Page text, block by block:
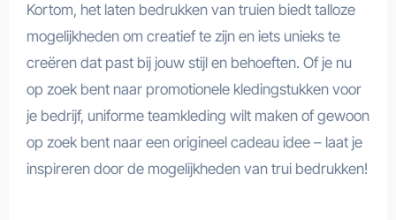
Kortom, het laten bedrukken van truien biedt talloze
mogelijkheden om creatief te zijn en iets unieks te
creëren dat past bij jouw stijl en behoeften. Of je nu
op zoek bent naar promotionele kledingstukken voor
je bedrijf, uniforme teamkleding wilt maken of gewoon
op zoek bent naar een origineel cadeau idee – laat je
inspireren door de mogelijkheden van trui bedrukken!